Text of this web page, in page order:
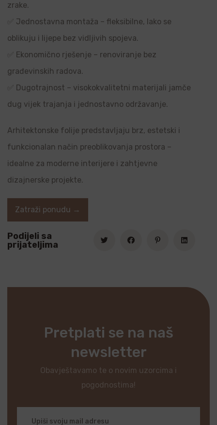
zrake.
✅ Jednostavna montaža – fleksibilne, lako se
oblikuju i lijepe bez vidljivih spojeva.
✅ Ekonomično rješenje – renoviranje bez
građevinskih radova.
✅ Dugotrajnost – visokokvalitetni materijali jamče
dug vijek trajanja i jednostavno održavanje.
Arhitektonske folije predstavljaju brz, estetski i
funkcionalan način preoblikovanja prostora –
idealne za moderne interijere i zahtjevne
dizajnerske projekte.
Podijeli sa
prijateljima
Zatraži ponudu →
Pretplati se na naš
newsletter
Obavještavamo te o novim uzorcima i
pogodnostima!